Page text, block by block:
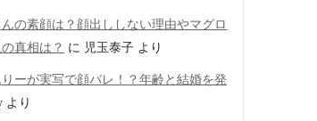
の素顔は？顔出ししない理由やマグロ
真相は？ に 児玉泰子 より
りーが実写で顔バレ！？年齢と結婚を発
より